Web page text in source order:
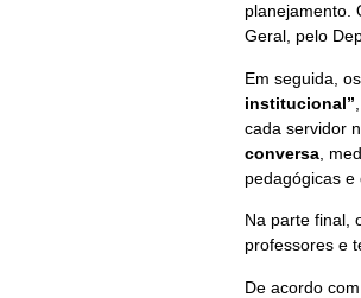
planejamento.
Geral, pelo
Em seguida,
institucional”
cada servidor
conversa,
pedagógicas e
Na parte final,
professores e
De acordo com